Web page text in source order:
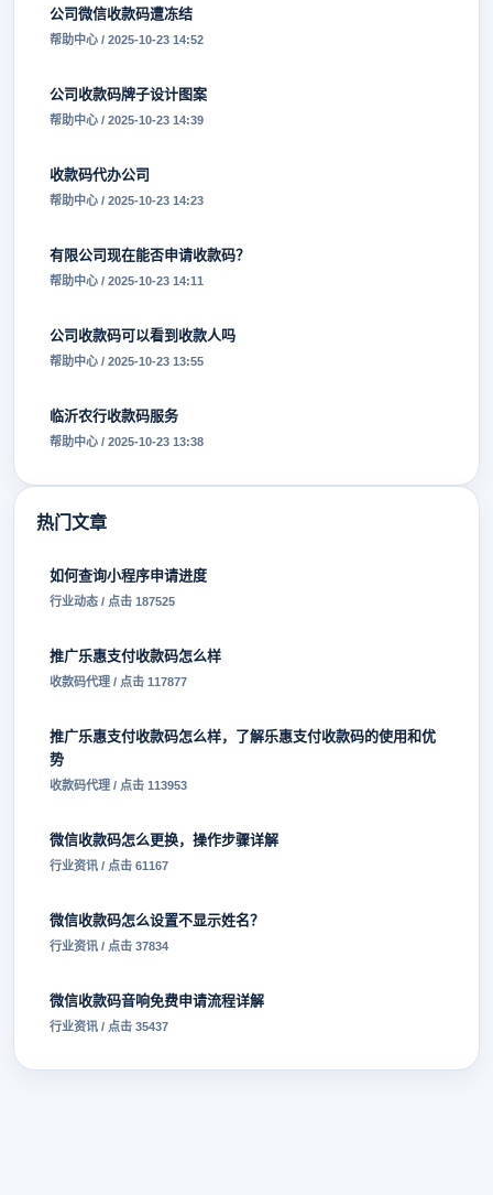
公司微信收款码遭冻结
帮助中心 / 2025-10-23 14:52
公司收款码牌子设计图案
帮助中心 / 2025-10-23 14:39
收款码代办公司
帮助中心 / 2025-10-23 14:23
有限公司现在能否申请收款码？
帮助中心 / 2025-10-23 14:11
公司收款码可以看到收款人吗
帮助中心 / 2025-10-23 13:55
临沂农行收款码服务
帮助中心 / 2025-10-23 13:38
热门文章
如何查询小程序申请进度
行业动态 / 点击 187525
推广乐惠支付收款码怎么样
收款码代理 / 点击 117877
推广乐惠支付收款码怎么样，了解乐惠支付收款码的使用和优
势
收款码代理 / 点击 113953
微信收款码怎么更换，操作步骤详解
行业资讯 / 点击 61167
微信收款码怎么设置不显示姓名？
行业资讯 / 点击 37834
微信收款码音响免费申请流程详解
行业资讯 / 点击 35437